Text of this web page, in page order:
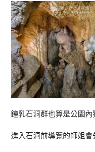
鐘乳石洞群也算是公園內
進入石洞前導覽的師姐會